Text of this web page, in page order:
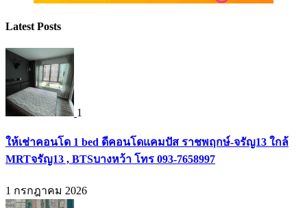
Latest Posts
1
ให้เช่าคอนโด 1 bed ดีคอนโดแคมปัส ราชพฤกษ์-จรัญ13 ใกล้
MRTจรัญ13 , BTSบางหว้า โทร 093-7658997
1 กรกฎาคม 2026